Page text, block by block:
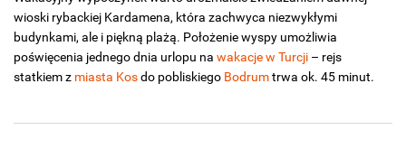
wioski rybackiej Kardamena, która zachwyca niezwykłymi
budynkami, ale i piękną plażą. Położenie wyspy umożliwia
poświęcenia jednego dnia urlopu na wakacje w Turcji – rejs
statkiem z miasta Kosdo pobliskiego Bodrumtrwa ok. 45 minut.